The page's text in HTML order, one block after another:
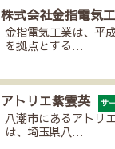
株式会社金指電気
金指電気工業は、平
を拠点とする…
アトリエ紫雲英 サ
八潮市にあるアトリ
は、埼玉県八…